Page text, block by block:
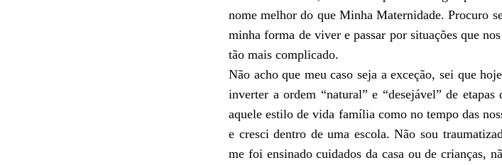
nome melhor do que Minha Maternidade. Procuro
minha forma de viver e passar por situações que
tão mais complicado.
Não acho que meu caso seja a exceção, sei que
inverter a ordem “natural” e “desejável” de
aquele estilo de vida família como no tempo das
e cresci dentro de uma escola. Não sou
me foi ensinado cuidados da casa ou de crianças, n